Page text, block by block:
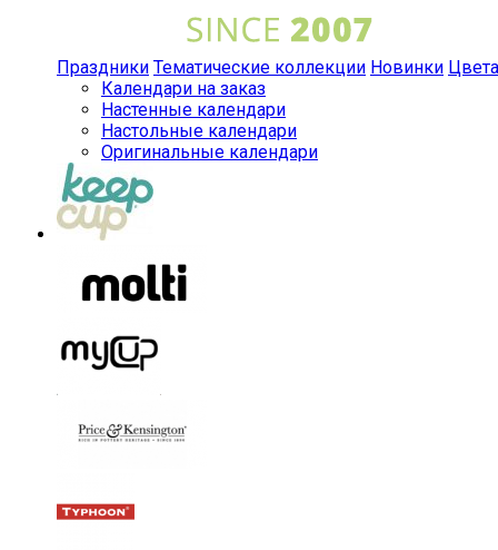
Праздники Тематические коллекции Новинки Цвета
Календари на заказ
Настенные календари
Настольные календари
Оригинальные календари